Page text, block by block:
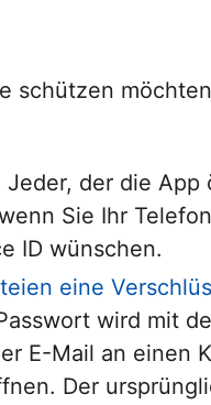
schützen
Jeder, der die App
Sie Ihr
ID wünschen.
eine
wird mit
E-Mail an einen
Der